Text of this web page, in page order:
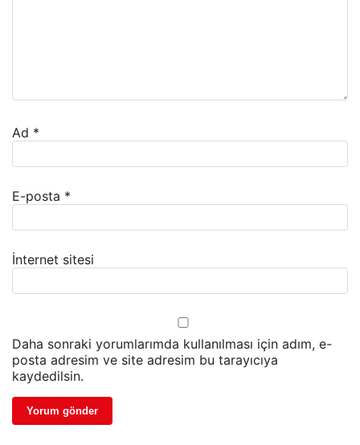
Ad *
E-posta *
İnternet sitesi
Daha sonraki yorumlarımda kullanılması için adım, e-
posta adresim ve site adresim bu tarayıcıya
kaydedilsin.